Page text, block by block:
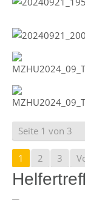
Seite 1 von 3
1 2 3